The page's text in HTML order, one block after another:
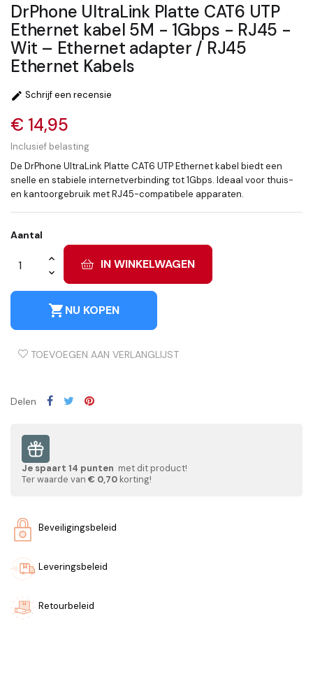
DrPhone UltraLink Platte CAT6 UTP
Ethernet kabel 5M - 1Gbps - RJ45 -
Wit – Ethernet adapter / RJ45
Ethernet Kabels
 Schrijf een recensie
€ 14,95
Inclusief belasting
De DrPhone UltraLink Platte CAT6 UTP Ethernet kabel biedt een
snelle en stabiele internetverbinding tot 1Gbps. Ideaal voor thuis-
en kantoorgebruik met RJ45-compatibele apparaten.
Aantal
IN WINKELWAGEN
shopping_cartNU KOPEN
TOEVOEGEN AAN VERLANGLIJST
Delen
Je spaart 14 punten met dit product!
Ter waarde van € 0,70 korting!
Beveiligingsbeleid
Leveringsbeleid
Retourbeleid